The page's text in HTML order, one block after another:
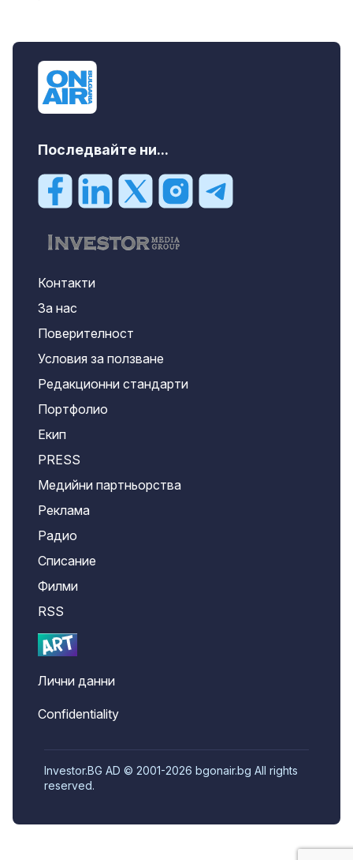
Последвайте ни...
Контакти
За нас
Поверителност
Условия за ползване
Редакционни стандарти
Портфолио
Екип
PRESS
Медийни партньорства
Реклама
Радио
Списание
Филми
RSS
Лични данни
Confidentiality
Investor.BG AD © 2001-2026 bgonair.bg All rights
reserved.